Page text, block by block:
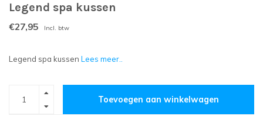
Legend spa kussen
€27,95 Incl. btw
Legend spa kussen Lees meer..
Toevoegen aan winkelwagen